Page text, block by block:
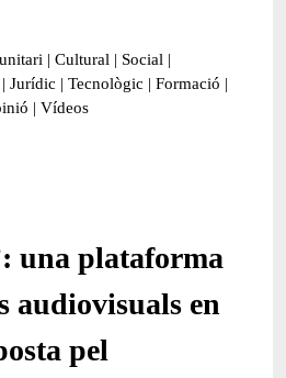
| Cultural | Social |
| Jurídic | Tecnològic | Formació |
| Vídeos
una plataforma
audiovisuals en
pel